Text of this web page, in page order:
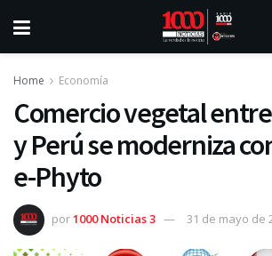
Home Economía
Comercio vegetal
y Perú se moderniza
e-Phyto
por1000 Noticias 3 31 de mayo de